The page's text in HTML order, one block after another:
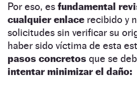
Por eso, es fundamental
cualquier enlace recibido y
solicitudes sin verificar su
haber sido víctima de esta
pasos concretos que se
intentar minimizar el daño: